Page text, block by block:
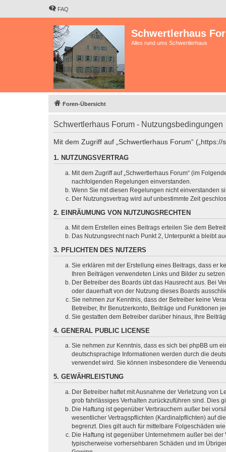
FAQ
Schwertlerhaus
Alles rund ums Schwertlerhaus
Foren-Übersicht
Schwertlerhaus Forum - Nutzungsbedingungen
Mit dem Zugriff auf „Schwertlerhaus Forum“
1. NUTZUNGSVERTRAG
Mit dem Zugriff auf „Schwertlerhaus Forum“ (im
nachfolgenden Regelungen einverstanden.
Wenn Sie mit diesen Regelungen nicht einverstanden
Der Nutzungsvertrag wird auf unbestimmte Zeit
2. EINRÄUMUNG VON NUTZUNGSRECHTEN
Mit dem Erstellen eines Beitrags erteilen Sie dem
Das Nutzungsrecht nach Punkt 2, Unterpunkt a bleibt
3. PFLICHTEN DES NUTZERS
Sie erklären mit der Erstellung eines Beitrags, dass er
Ihren Beiträgen verwendeten Links und Bilder zu setzen
Der Betreiber des Boards übt das Hausrecht aus. Bei
oder dauerhaft von der Nutzung dieses Boards
Sie nehmen zur Kenntnis, dass der Betreiber keine
Betreiber, Ihr Benutzerkonto, Beiträge und Funktionen
Sie gestatten dem Betreiber darüber hinaus, Ihre
4. GENERAL PUBLIC LICENSE
Sie nehmen zur Kenntnis, dass es sich bei phpBB um
deutschsprachige Informationen werden durch die
verwendet wird. Sie können insbesondere die
5. GEWÄHRLEISTUNG
Der Betreiber haftet mit Ausnahme der Verletzung von
grob fahrlässiges Verhalten zurückzuführen sind. Dies
Die Haftung ist gegenüber Verbrauchern außer bei
wesentlicher Vertragspflichten (Kardinalpflichten) auf
begrenzt. Dies gilt auch für mittelbare Folgeschäden
Die Haftung ist gegenüber Unternehmern außer bei
typischerweise vorhersehbaren Schäden und im